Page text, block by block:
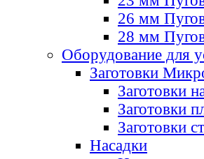
26 мм
28 мм
Оборудование для
Заготовки
Заготовки
Заготовки
Заготовки
Насадки